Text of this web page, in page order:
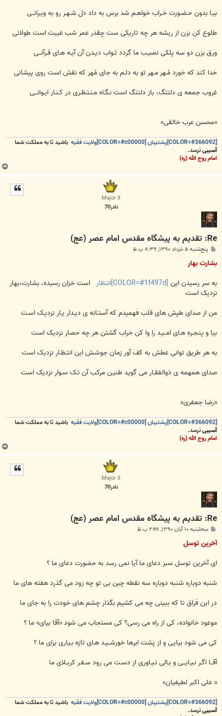
بیـا بدون حـضـورت خـراب خواهـم شد برس به داد دل شـهـر رو به ویـرانــی
طلوع کن بزن از ریشه هر چه تاریکی ست چقدر عمر شب غیبت است طولانی
ورق بزن دو سه پلکی نصیـب ما گردد ثـواب دیـدن آن آیـه هـای قـرآنــی
خدا کند که خورد مُـهر مـهر تو به دلـم به جای مُهر که نقش است روی پیشانی
غروب جمعه ی دلتنگ، باز دلتنگ است نـگـاه مـنـتـظـری در کـنـار ایـوانــی
«محسن عرب خالقی»
باشید تا به مملکت شما
آسیبینرسد.
امام روح الله (ره)
ب
ا
Major II
نادر70
Re: تقدیم به پیشگاه مقدس امام عصر (عج)
پ
ت
پنج‌شنبه ۵ خرداد ۱۳۹۰, ۸:۳۹ ب.ظ
بشارت بهار
به سر رسیدن این
است خزان رسیده، بشارت،بهار
نزدیک است
من از صدای طپش های قلب فهمیدم که آستـانه ی دیـدار یـار نزدیـک اسـت
بیا و پنـجـره هـای امــیـد را وا کن خراب گشتن هر چه حصار نزدیک است
به هر طریق توانی عطش به کف آور زمان جوشـش این انتـظـار نزدیک است
صدای همهمه ی ذوالفقـار می گوید طنیـن مرکب آن تـک سـوار نزدیک است
«رضا جعفری»
باشید تا به مملکت شما
آسیبینرسد.
امام روح الله (ره)
ب
ا
Major II
نادر70
Re: تقدیم به پیشگاه مقدس امام عصر (عج)
پ
ت
سه‌شنبه ۱۰ آبان ۱۳۹۰, ۲:۴۸ ب.ظ
آخرین توسل
ای آخرین توسل سبز دعای ما آیا نمی رسد به حضورت دعای ما ؟
شنبه دوباره شنبه دوباره سه نقطه چین بی تو چه زود می گذرد هفته های ما
در این فراق تا که ببینی چه می کشیم بگذار چشم های خودت را به جای ما
موعود خانواده، کی از راه می رسی؟ کی مستجاب می شود «آقا بیای» ما ؟
کی می شود بیایی و از پشت ابرها خورشــیـد هـای تازه بـیاری برای ما ؟
آقــا اگـر نـیـایــی و بـالی نـیـاوری از دسـت می رود سـفـر کربــلای ما
« علی اکبر لطیفیان»
باشید تا به مملکت شما
آسیبینرسد.